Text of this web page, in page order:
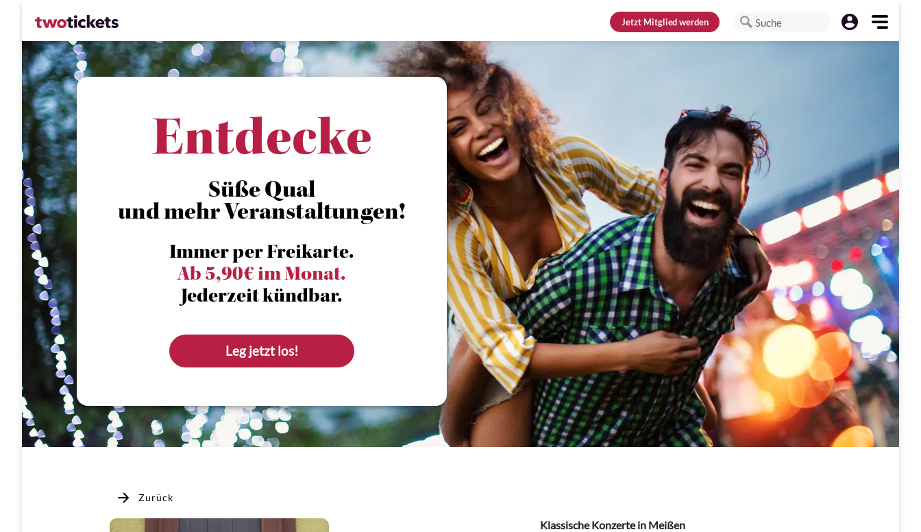
JetztMitglied werden Suche
Entdecke
Süße Qual
und mehr Veranstaltungen!
Immer per Freikarte.
Ab 5,90€ im Monat.
Jederzeit kündbar.
Leg jetzt los!
Zurück
Klassische Konzertein Meißen